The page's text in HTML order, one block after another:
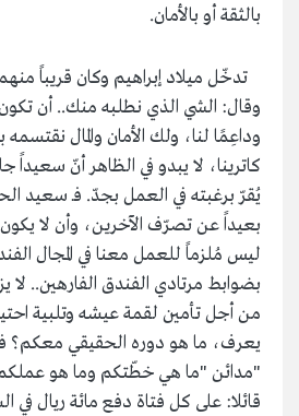
بالثقة أو بالأمان.
تدخّل ميلاد إبراهيم وكان قريباً
وقال: الشي الذي نطلبه منك.. أن
وداعِمًا لنا، ولك الأمان والمال
كاترينا، لا يبدو في الظاهر أنّ سعيداً
يُقرّ برغبته في العمل بجدّ. فـ سعيد
بعيداً عن تصرّف الآخرين، وأن لا
ليس مُلزماً للعمل معنا في المجال
بضوابط مرتادي الفندق الفارهين.. لا
من أجل تأمين لقمة عيشه وتلبية
يعرف، ما هو دوره الحقيقي
"مدائن "ما هي خطّتكم وما هو عملكم؟
قائلا: على كل فتاة دفع مائة ريال في